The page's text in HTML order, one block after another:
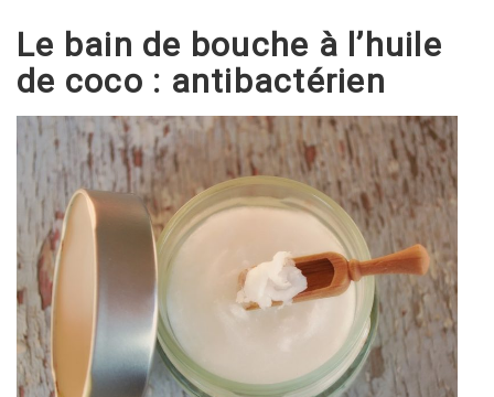
Le bain de bouche à l’huile
de coco : antibactérien